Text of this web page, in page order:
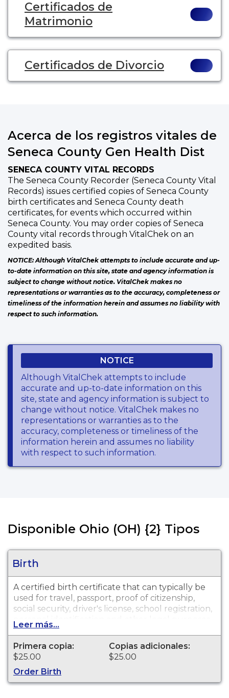
Certificados de
Matrimonio
Certificados de Divorcio
Acerca de los registros vitales de
Seneca County Gen Health Dist
SENECA COUNTY VITAL RECORDS
The Seneca County Recorder (Seneca County Vital
Records) issues certified copies of Seneca County
birth certificates and Seneca County death
certificates, for events which occurred within
Seneca County. You may order copies of Seneca
County vital records through VitalChek on an
expedited basis.
NOTICE: Although VitalChek attempts to include accurate and up-
to-date information on this site, state and agency information is
subject to change without notice. VitalChek makes no
representations or warranties as to the accuracy, completeness or
timeliness of the information herein and assumes no liability with
respect to such information.
NOTICE
Although VitalChek attempts to include
accurate and up-to-date information on this
site, state and agency information is subject to
change without notice. VitalChek makes no
representations or warranties as to the
accuracy, completeness or timeliness of the
information herein and assumes no liability
with respect to such information.
Disponible Ohio (OH) {2} Tipos
Birth
A certified birth certificate that can typically be
used for travel, passport, proof of citizenship,
social security, driver's license, school registration,
personal identification and other legal purposes.
Birth Certificates are available for events that
occurred Seneca County from 1909 to present.
Leer más...
Primera copia:
$25.00
Copias adicionales:
$25.00
Order Birth